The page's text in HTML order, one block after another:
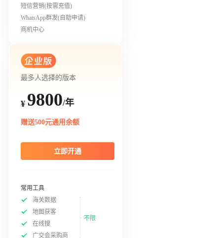
短信营销(按需充值)
WhatsApp群发(自助申请)
商机中心
最多人选择的版本
¥ 9800/年
赠送500元通用余额
立即开通
常用工具
海关数据
地图获客
在线搜
广交会采购商
不限